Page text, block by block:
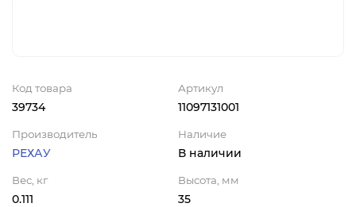
Код товара
39734
Артикул
11097131001
Производитель
РЕХАУ
Наличие
В наличии
Вес, кг
0.111
Высота, мм
35